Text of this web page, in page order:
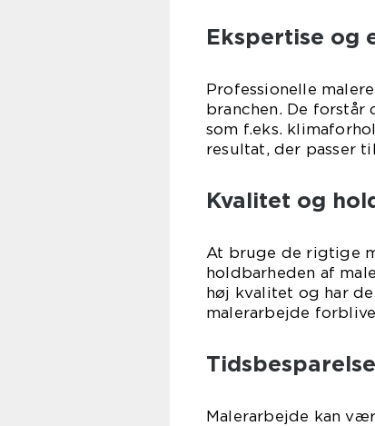
Ekspertise og
Professionelle
branchen. De
som f.eks.
resultat, der passer
Kvalitet og
At bruge de rigtige
holdbarheden af
høj kvalitet og har
malerarbejde
Tidsbesparelse
Malerarbejde kan